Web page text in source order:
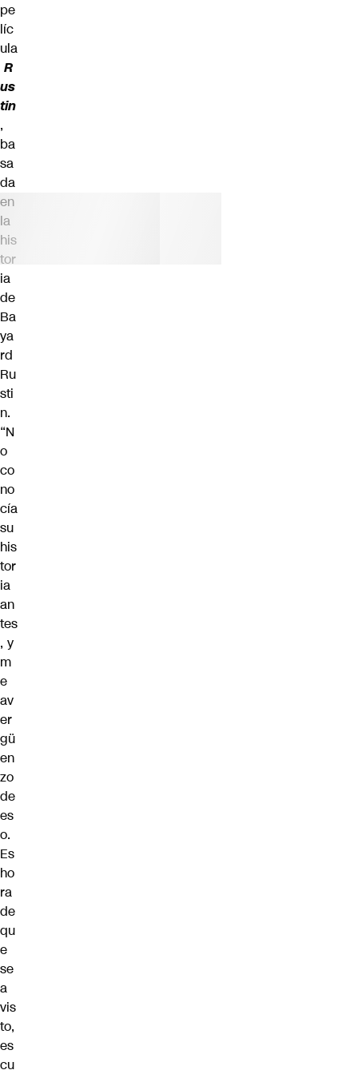
pe
líc
ula
R
us
tin
,
ba
sa
da
en
la
his
tor
ia
de
Ba
ya
rd
Ru
sti
n.
“N
o
co
no
cía
su
his
tor
ia
an
tes
, y
m
e
av
er
gü
en
zo
de
es
o.
Es
ho
ra
de
qu
e
se
a
vis
to,
es
cu